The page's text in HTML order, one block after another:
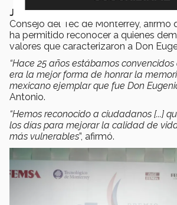
José Antonio Fernández Carbajal,
Consejo del Tec de Monterrey, afirmó
ha permitido reconocer a quienes
valores que caracterizaron a Don
“Hace 25 años estábamos
era la mejor forma de honrar la
mexicano ejemplar que fue Don
Antonio.
“Hemos reconocido a ciudadanos [...]
los días para mejorar la calidad de
más vulnerables”, afirmó.